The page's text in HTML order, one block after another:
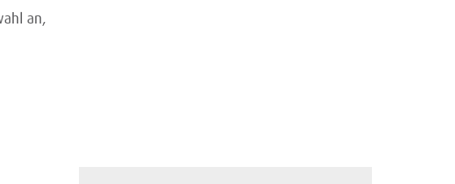
an,